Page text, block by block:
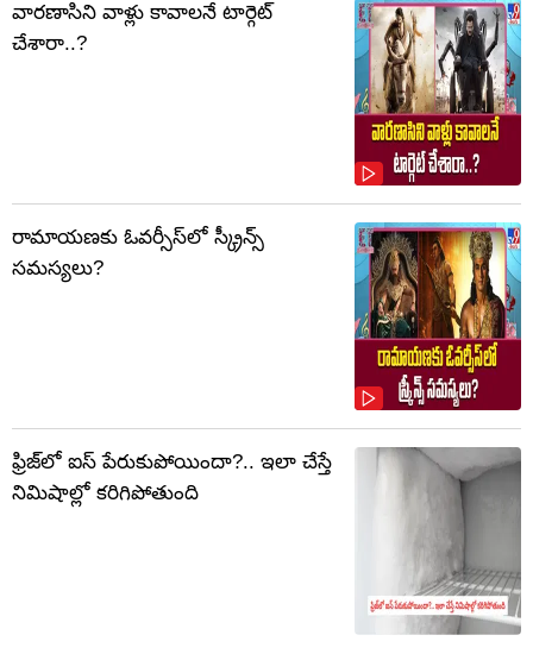
వారణాసిని వాళ్లు కావాలనే టార్గెట్
చేశారా..?
రామాయణకు ఓవర్సీస్‌లో స్క్రీన్స్
సమస్యలు?
ఫ్రిజ్‌లో ఐస్ పేరుకుపోయిందా?.. ఇలా చేస్తే
నిమిషాల్లో కరిగిపోతుంది